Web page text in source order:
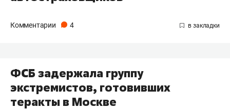
Комментарии 4
ФСБ задержала группу
экстремистов, готовивших
теракты в Москве